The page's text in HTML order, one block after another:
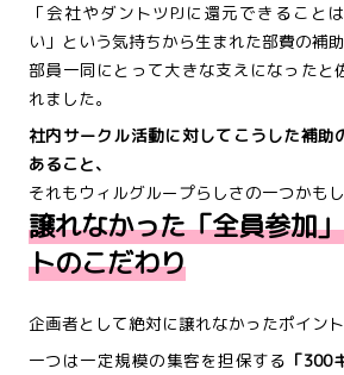
「会社やダントツPJに還元できること
い」という気持ちから生まれた部費の補助
部員一同にとって大きな支えになったと
れました。
社内サークル活動に対してこうした補助
あること、
それもウィルグループらしさの一つかもし
譲れなかった「全員参加
トのこだわり
企画者として絶対に譲れなかったポイント
一つは一定規模の集客を担保する 「300